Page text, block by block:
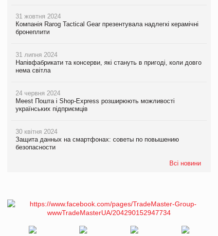
31 жовтня 2024
Компанія Rarog Tactical Gear презентувала надлегкі керамічні
бронеплити
31 липня 2024
Напівфабрикати та консерви, які стануть в пригоді, коли довго
нема світла
24 червня 2024
Meest Пошта і Shop-Express розширюють можливості
українських підприємців
30 квітня 2024
Защита данных на смартфонах: советы по повышению
безопасности
Всі новини